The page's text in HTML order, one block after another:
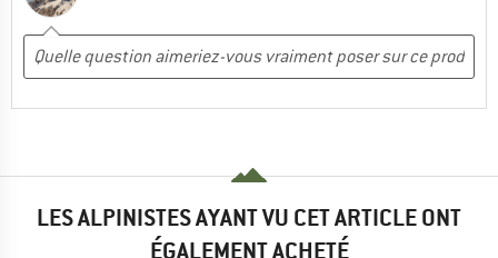
LES ALPINISTES AYANT VU CET ARTICLE ONT
ÉGALEMENT ACHETÉ